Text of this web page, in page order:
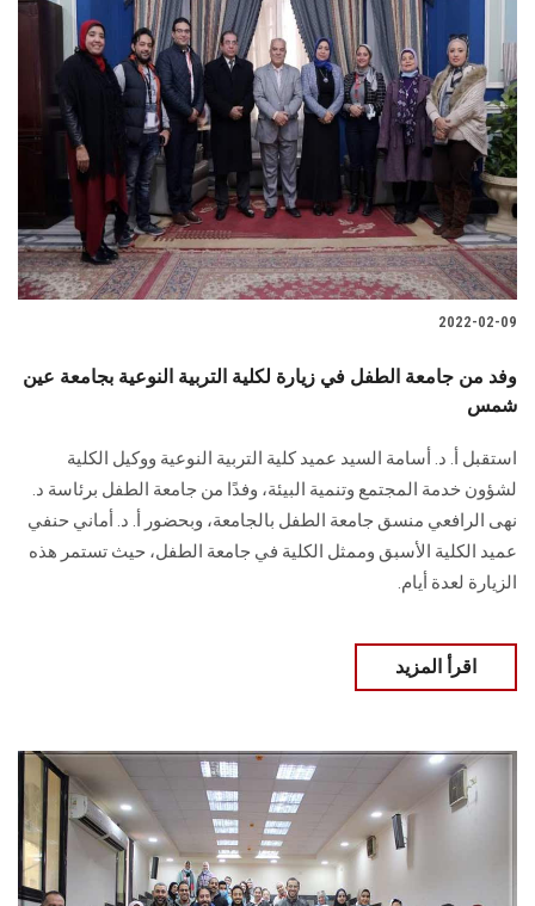
2022-02-09
وفد من جامعة الطفل في زيارة لكلية التربية النوعية بجامعة عين
شمس
استقبل أ. د. أسامة السيد عميد كلية التربية النوعية ووكيل الكلية
لشؤون خدمة المجتمع وتنمية البيئة، وفدًا من جامعة الطفل برئاسة د.
نهى الرافعي منسق جامعة الطفل بالجامعة، وبحضور أ. د. أماني حنفي
عميد الكلية الأسبق وممثل الكلية في جامعة الطفل، حيث تستمر هذه
الزيارة لعدة أيام.
اقرأ المزيد